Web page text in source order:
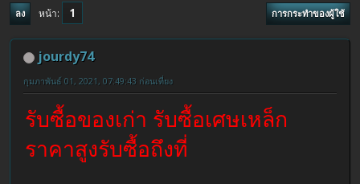
ลง หน้า 1 การกระทำของผู้ใช้
jourdy74
กุมภาพันธ์ 01, 2021, 07:49:43 ก่อนเที่ยง
รับซื้อของเก่า รับซื้อเศษเหล็ก
ราคาสูงรับซื้อถึงที่